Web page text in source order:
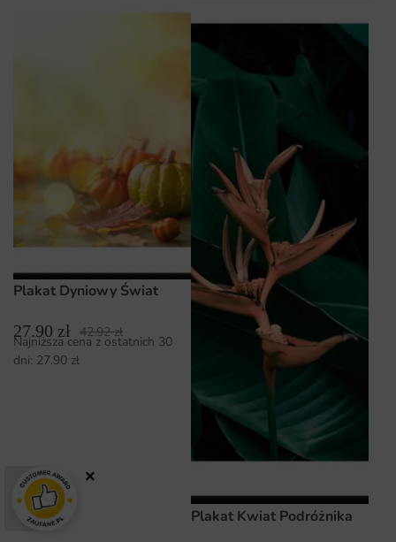
Plakat Dyniowy Świat
27.90 zł 42.92zł
Najniższa cena z ostatnich 30
dni: 27.90 zł
Plakat Kwiat Podróżnika
×